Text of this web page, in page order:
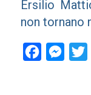
Ersilio
non tornano
Facebook